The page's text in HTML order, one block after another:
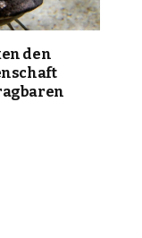
den